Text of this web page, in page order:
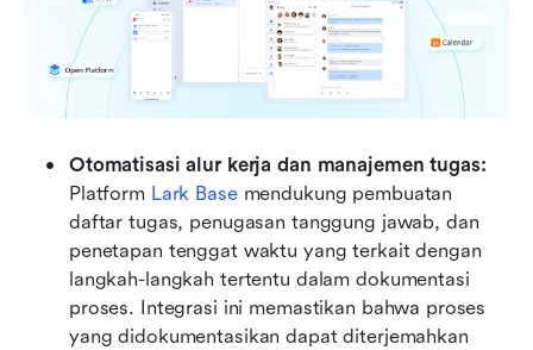
Platform Lark Base mendukung pembuatan
daftar tugas, penugasan tanggung jawab, dan
penetapan tenggat waktu yang terkait dengan
langkah-langkah tertentu dalam dokumentasi
proses. Integrasi ini memastikan bahwa proses
yang didokumentasikan dapat diterjemahkan